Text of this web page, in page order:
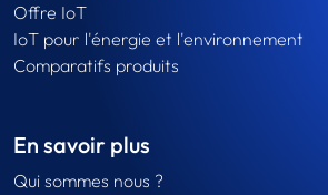
Offre IoT
IoT pour l'énergie et l'environnement
Comparatifs produits
En savoir plus
Qui sommes nous ?